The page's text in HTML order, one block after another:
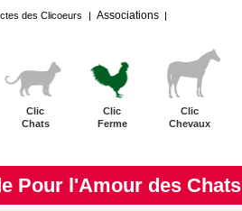
des Clicoeurs | Associations |
Clic
Chats
Clic
Ferme
Clic
Chevaux
Pour l'Amour des Chats